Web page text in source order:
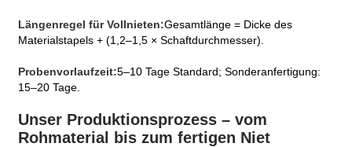
Längenregel für Vollnieten:Gesamtlänge = Dicke des
Materialstapels + (1,2–1,5 × Schaftdurchmesser).
Probenvorlaufzeit:5–10 Tage Standard; Sonderanfertigung:
15–20 Tage.
Unser Produktionsprozess – vom
Rohmaterial bis zum fertigen Niet